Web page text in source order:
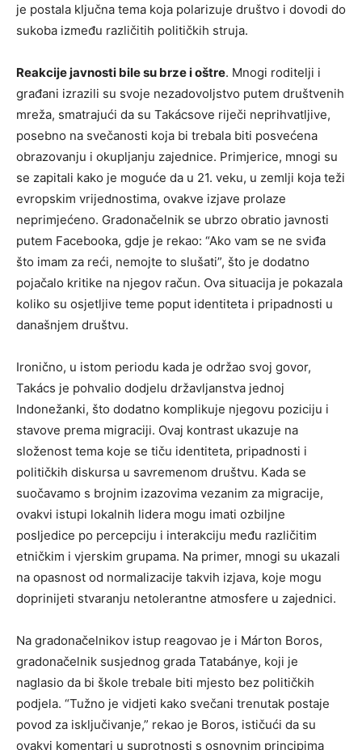
je postala ključna tema koja polarizuje društvo i dovodi do
sukoba između različitih političkih struja.
Reakcije javnosti bile su brze i oštre. Mnogi roditelji i
građani izrazili su svoje nezadovoljstvo putem društvenih
mreža, smatrajući da su Takácsove riječi neprihvatljive,
posebno na svečanosti koja bi trebala biti posvećena
obrazovanju i okupljanju zajednice. Primjerice, mnogi su
se zapitali kako je moguće da u 21. veku, u zemlji koja teži
evropskim vrijednostima, ovakve izjave prolaze
neprimjećeno. Gradonačelnik se ubrzo obratio javnosti
putem Facebooka, gdje je rekao: “Ako vam se ne sviđa
što imam za reći, nemojte to slušati”, što je dodatno
pojačalo kritike na njegov račun. Ova situacija je pokazala
koliko su osjetljive teme poput identiteta i pripadnosti u
današnjem društvu.
Ironično, u istom periodu kada je održao svoj govor,
Takács je pohvalio dodjelu državljanstva jednoj
Indonežanki, što dodatno komplikuje njegovu poziciju i
stavove prema migraciji. Ovaj kontrast ukazuje na
složenost tema koje se tiču identiteta, pripadnosti i
političkih diskursa u savremenom društvu. Kada se
suočavamo s brojnim izazovima vezanim za migracije,
ovakvi istupi lokalnih lidera mogu imati ozbiljne
posljedice po percepciju i interakciju među različitim
etničkim i vjerskim grupama. Na primer, mnogi su ukazali
na opasnost od normalizacije takvih izjava, koje mogu
doprinijeti stvaranju netolerantne atmosfere u zajednici.
Na gradonačelnikov istup reagovao je i Márton Boros,
gradonačelnik susjednog grada Tatabánye, koji je
naglasio da bi škole trebale biti mjesto bez političkih
podjela. “Tužno je vidjeti kako svečani trenutak postaje
povod za isključivanje,” rekao je Boros, ističući da su
ovakvi komentari u suprotnosti s osnovnim principima